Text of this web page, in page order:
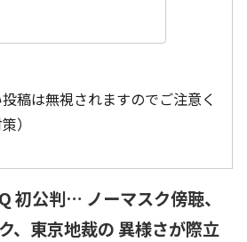
稿は無視されますのでご注意く
）
初公判… ノーマスク傍聴、
、東京地裁の 異様さが際立